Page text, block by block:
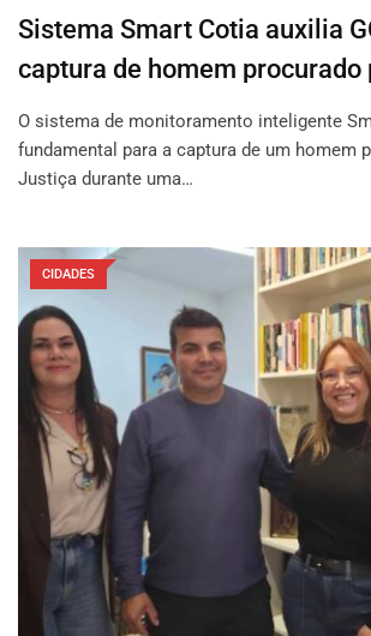
Sistema Smart Cotia auxilia
captura de homem procurado
O sistema de monitoramento inteligente
fundamental para a captura de um homem
Justiça durante uma…
CIDADES